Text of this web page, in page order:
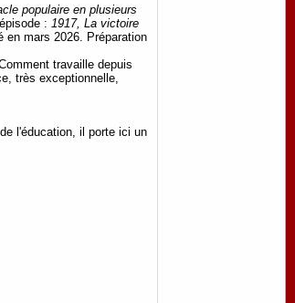
populaire en plusieurs
: 1917, La victoire
en mars 2026. Préparation
travaille depuis
très exceptionnelle,
l'éducation, il porte ici un